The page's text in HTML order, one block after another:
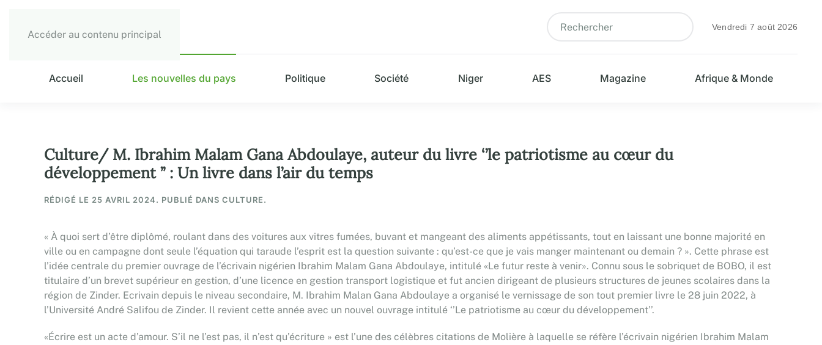
Accéder au contenu principal
Vendredi 7 août 2026
Accueil Les nouvelles du pays Politique Société Niger AES Magazine Afrique & Monde
Culture/ M. Ibrahim Malam Gana Abdoulaye, auteur du livre ‘’le patriotisme au cœur du
développement ’’ : Un livre dans l’air du temps
RÉDIGÉ LE 25 AVRIL 2024. PUBLIÉ DANS CULTURE.
« À quoi sert d’être diplômé, roulant dans des voitures aux vitres fumées, buvant et mangeant des aliments appétissants, tout en laissant une bonne majorité en
ville ou en campagne dont seule l’équation qui taraude l’esprit est la question suivante : qu’est-ce que je vais manger maintenant ou demain ? ». Cette phrase est
l’idée centrale du premier ouvrage de l’écrivain nigérien Ibrahim Malam Gana Abdoulaye, intitulé «Le futur reste à venir». Connu sous le sobriquet de BOBO, il est
titulaire d’un brevet supérieur en gestion, d’une licence en gestion transport logistique et fut ancien dirigeant de plusieurs structures de jeunes scolaires dans la
région de Zinder. Ecrivain depuis le niveau secondaire, M. Ibrahim Malan Gana Abdoulaye a organisé le vernissage de son tout premier livre le 28 juin 2022, à
l’Université André Salifou de Zinder. Il revient cette année avec un nouvel ouvrage intitulé ‘’Le patriotisme au cœur du développement’’.
«Écrire est un acte d’amour. S’il ne l’est pas, il n’est qu’écriture » est l’une des célèbres citations de Molière à laquelle se réfère l’écrivain nigérien Ibrahim Malam